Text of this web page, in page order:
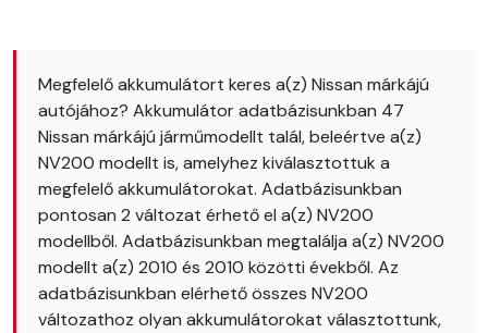
Megfelelő akkumulátort keres a(z) Nissan márkájú
autójához? Akkumulátor adatbázisunkban 47
Nissan márkájú járműmodellt talál, beleértve a(z)
NV200 modellt is, amelyhez kiválasztottuk a
megfelelő akkumulátorokat. Adatbázisunkban
pontosan 2 változat érhető el a(z) NV200
modellből. Adatbázisunkban megtalálja a(z) NV200
modellt a(z) 2010 és 2010 közötti évekből. Az
adatbázisunkban elérhető összes NV200
változathoz olyan akkumulátorokat választottunk,